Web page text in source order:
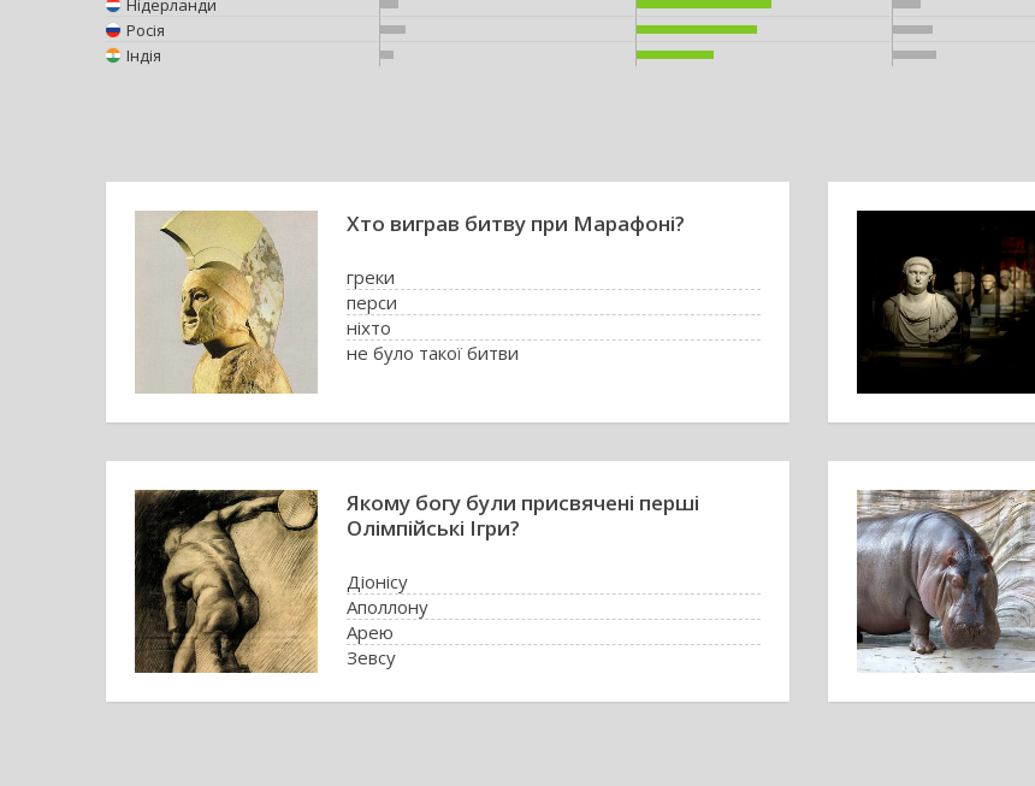
Росія
Індія
Хто виграв битву при Марафоні?
греки
перси
ніхто
не було такої битви
Якому богу були присвячені перші
Олімпійські Ігри?
Діонісу
Аполлону
Арею
Зевсу